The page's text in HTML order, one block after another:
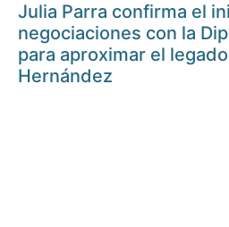
Julia Parra confirma el
negociaciones con la
para aproximar el
Hernández